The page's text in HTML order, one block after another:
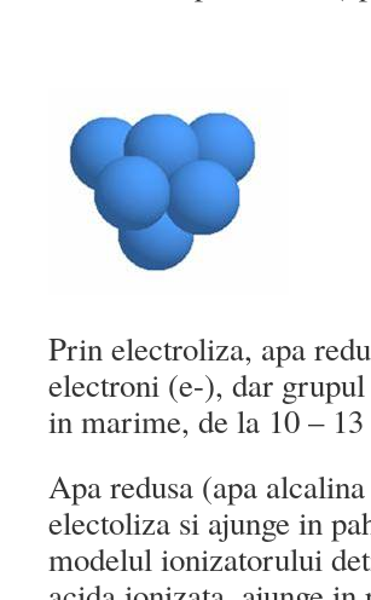
Prin electroliza, apa
electroni (e-), dar
in marime, de la 10 –
Apa redusa (apa
electoliza si ajunge in
modelul ionizatorului